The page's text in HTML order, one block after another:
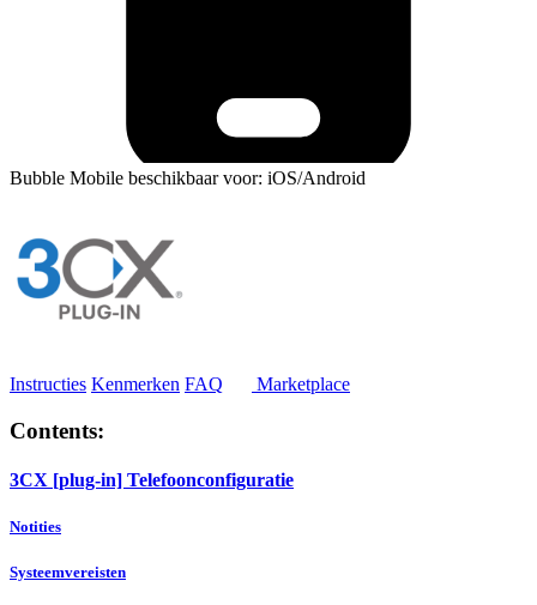
Bubble Mobile beschikbaar voor: iOS/Android
Instructies Kenmerken FAQ Marketplace
Contents:
3CX [plug-in] Telefoonconfiguratie
Notities
Systeemvereisten